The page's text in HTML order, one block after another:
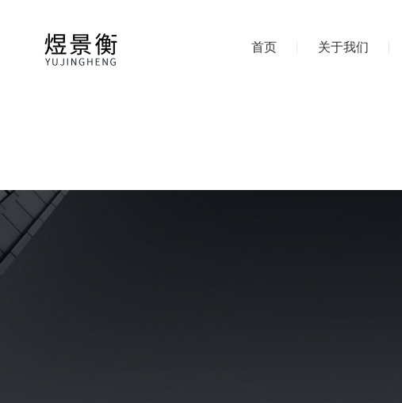
首页 关于我们